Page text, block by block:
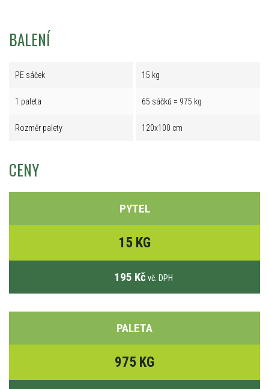
BALENÍ
PE sáček 15 kg
1 paleta 65 sáčků = 975 kg
Rozměr palety 120x100 cm
CENY
PYTEL
15 KG
195 Kč vč. DPH
PALETA
975 KG